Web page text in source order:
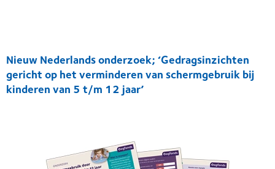
Nieuw Nederlands onderzoek; ‘Gedragsinzichten
gericht op het verminderen van schermgebruik bij
kinderen van 5 t/m 12 jaar’